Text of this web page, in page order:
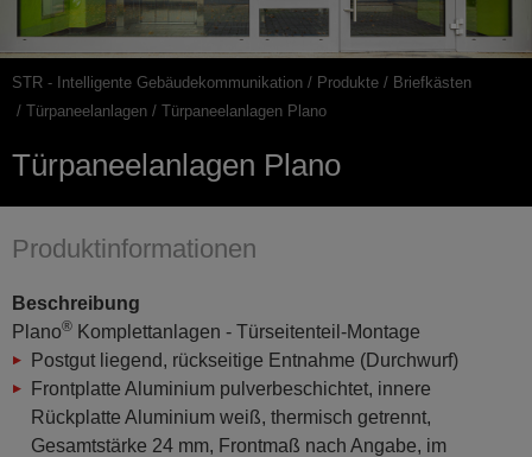
Pfadnavigation
STR - Intelligente Gebäudekommunikation Produkte
Briefkästen
Türpaneelanlagen
Türpaneelanlagen Plano
Türpaneelanlagen Plano
Produktinformationen
Beschreibung
Plano® Komplettanlagen - Türseitenteil-Montage
Postgut liegend, rückseitige Entnahme (Durchwurf)
Frontplatte Aluminium pulverbeschichtet, innere
Rückplatte Aluminium weiß, thermisch getrennt,
Gesamtstärke 24 mm, Frontmaß nach Angabe, im